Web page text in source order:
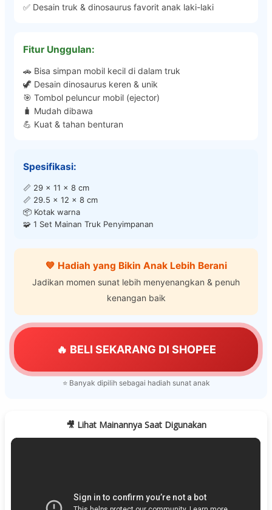
✅ Desain truk & dinosaurus favorit anak laki-laki
Fitur Unggulan:
🚗 Bisa simpan mobil kecil di dalam truk
🦖 Desain dinosaurus keren & unik
🎯 Tombol peluncur mobil (ejector)
🧳 Mudah dibawa
💪 Kuat & tahan benturan
Spesifikasi:
📏 29 x 11 x 8 cm
📏 29.5 x 12 x 8 cm
📦 Kotak warna
🧩 1 Set Mainan Truk Penyimpanan
💙 Hadiah yang Bikin Anak Lebih Berani
Jadikan momen sunat lebih menyenangkan & penuh
kenangan baik
🔥 BELI SEKARANG DI SHOPEE
⭐ Banyak dipilih sebagai hadiah sunat anak
🎥 Lihat Mainannya Saat Digunakan